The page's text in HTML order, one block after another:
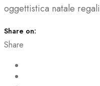
oggettistica natale
Share on:
Share